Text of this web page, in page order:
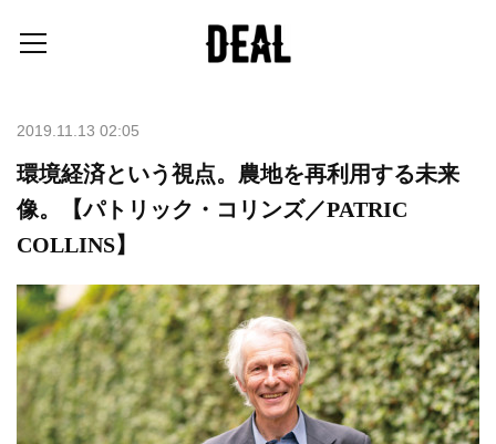
2019.11.13 02:05
環境経済という視点。農地を再利用する未来
像。【パトリック・コリンズ／PATRIC
COLLINS】